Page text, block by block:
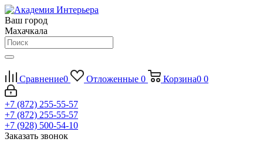
Ваш город
Махачкала
Сравнение0 Отложенные 0 Корзина0 0
+7 (872) 255-55-57
+7 (872) 255-55-57
+7 (928) 500-54-10
Заказать звонок